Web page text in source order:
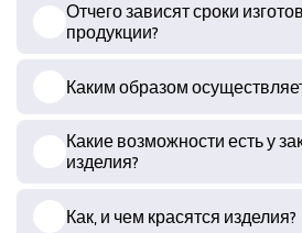
Отчего зависят сроки
продукции?
Каким образом
Какие возможности есть у
изделия?
Как, и чем красятся изделия?